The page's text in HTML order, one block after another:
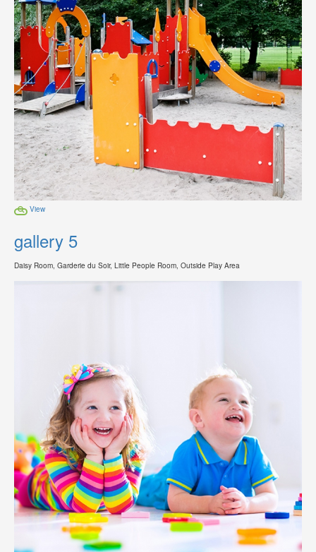
View
gallery 5
Daisy Room, Garderie du Soir, Little People Room, Outside Play Area